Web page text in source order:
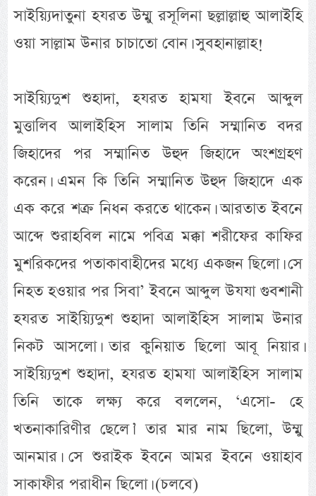
সাইয়্যিদাতুনা হযরত উম্মু রসূলিনা ছল্লাল্লাহু আলাইহি
ওয়া সাল্লাম উনার চাচাতো বোন। সুবহানাল্লাহ!
সাইয়্যিদুশ শুহাদা, হযরত হামযা ইবনে আব্দুল
মুত্তালিব আলাইহিস সালাম তিনি সম্মানিত বদর
জিহাদের পর সম্মানিত উহুদ জিহাদে অংশগ্রহণ
করেন। এমন কি তিনি সম্মানিত উহুদ জিহাদে এক
এক করে শক্র নিধন করতে থাকেন। আরতাত ইবনে
আব্দে শুরাহবিল নামে পবিত্র মক্কা শরীফের কাফির
মুশরিকদের পতাকাবাহীদের মধ্যে একজন ছিলো। সে
নিহত হওয়ার পর সিবা’ ইবনে আব্দুল উযযা গুবশানী
হযরত সাইয়্যিদুশ শুহাদা আলাইহিস সালাম উনার
নিকট আসলো। তার কুনিয়াত ছিলো আবূ নিয়ার।
সাইয়্যিদুশ শুহাদা, হযরত হামযা আলাইহিস সালাম
তিনি তাকে লক্ষ্য করে বললেন, ‘এসো- হে
খতনাকারিণীর ছেলে।’ তার মার নাম ছিলো, উম্মু
আনমার। সে শুরাইক ইবনে আমর ইবনে ওয়াহাব
সাকাফীর পরাধীন ছিলো। (চলবে)